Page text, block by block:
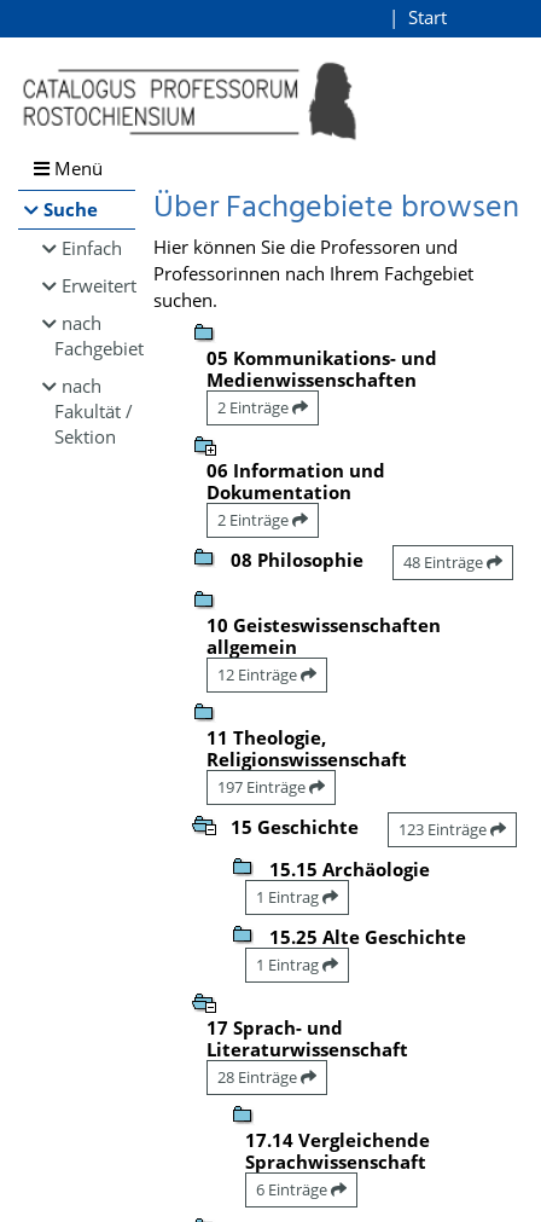
Browsen
direkt zum Inhalt
Start
Menü
Suche
Einfach
Erweitert
nach
Fachgebiet
nach
Fakultät /
Sektion
Über Fachgebiete browsen
Hier können Sie die Professoren und
Professorinnen nach Ihrem Fachgebiet
suchen.
05 Kommunikations- und
Medienwissenschaften
2 Einträge
06 Information und
Dokumentation
2 Einträge
08 Philosophie 48 Einträge
10 Geisteswissenschaften
allgemein
12 Einträge
11 Theologie,
Religionswissenschaft
197 Einträge
15 Geschichte 123 Einträge
15.15 Archäologie
1 Eintrag
15.25 Alte Geschichte
1 Eintrag
17 Sprach- und
Literaturwissenschaft
28 Einträge
17.14 Vergleichende
Sprachwissenschaft
6 Einträge